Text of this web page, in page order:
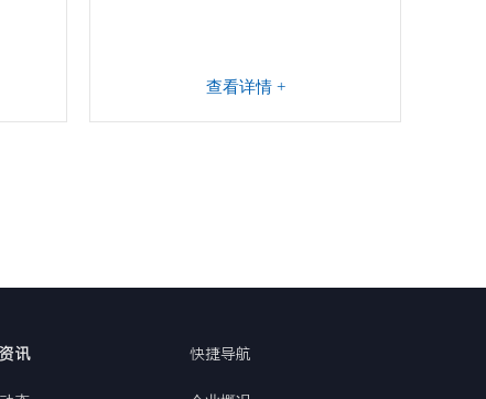
查看详情 +
讯 快捷导航